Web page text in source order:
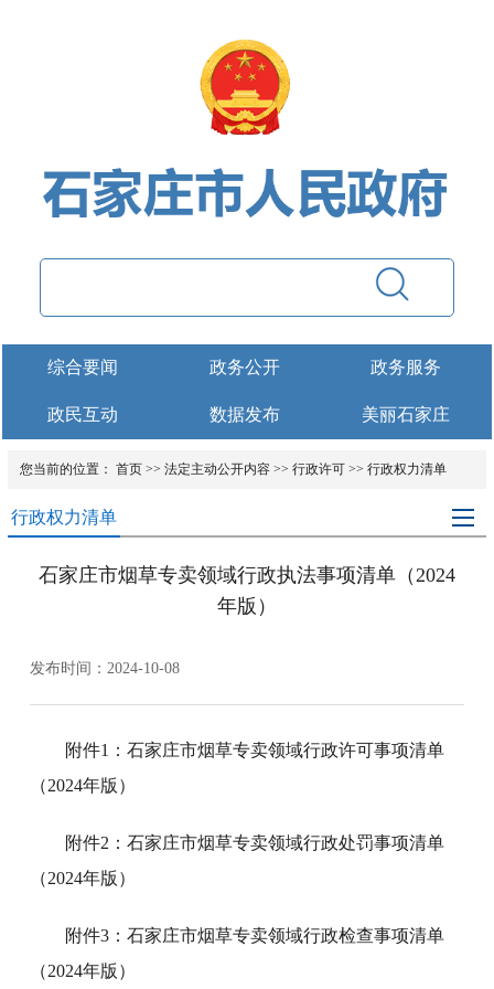
综合要闻 政务公开 政务服务
政民互动 数据发布 美丽石家庄
您当前的位置： 首页 >> 法定主动公开内容>> 行政许可>> 行政权力清单
行政权力清单
石家庄市烟草专卖领域行政执法事项清单（2024
年版）
发布时间：2024-10-08
附件1：石家庄市烟草专卖领域行政许可事项清单
（2024年版）
附件2：石家庄市烟草专卖领域行政处罚事项清单
（2024年版）
附件3：石家庄市烟草专卖领域行政检查事项清单
（2024年版）